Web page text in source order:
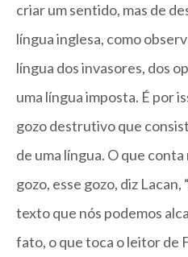
criar um sentido, mas de
língua inglesa, como
língua dos invasores, dos
uma língua imposta. É por
gozo destrutivo que
de uma língua. O que
gozo, esse gozo, diz Lacan,
texto que nós podemos
fato, o que toca o leitor de